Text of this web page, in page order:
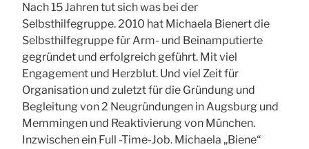
Nach 15 Jahren tut sich was bei der
Selbsthilfegruppe. 2010 hat Michaela Bienert die
Selbsthilfegruppe für Arm- und Beinamputierte
gegründet und erfolgreich geführt. Mit viel
Engagement und Herzblut. Und viel Zeit für
Organisation und zuletzt für die Gründung und
Begleitung von 2 Neugründungen in Augsburg und
Memmingen und Reaktivierung von München.
Inzwischen ein Full -Time-Job. Michaela „Biene“